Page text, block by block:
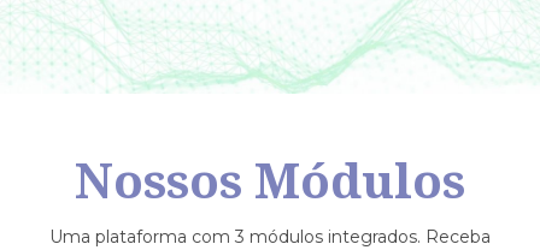
Nossos Módulos
Uma plataforma com 3 módulos integrados. Receba